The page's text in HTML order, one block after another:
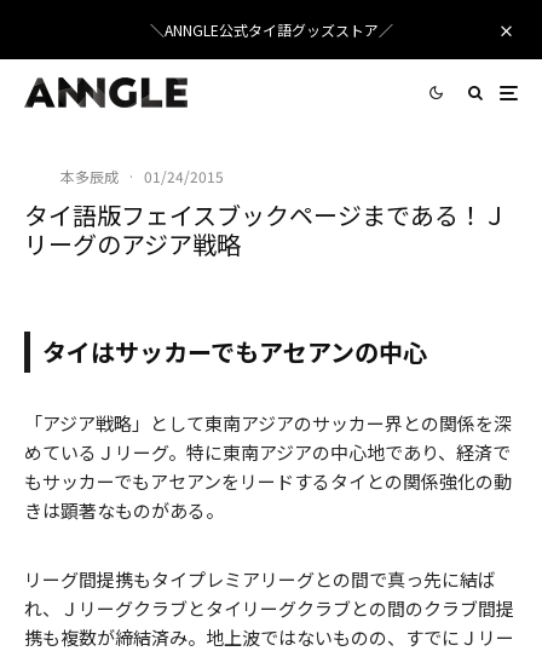
＼ANNGLE公式タイ語グッズストア／
本多辰成 · 01/24/2015
タイ語版フェイスブックページまである！Ｊ
リーグのアジア戦略
タイはサッカーでもアセアンの中心
「アジア戦略」として東南アジアのサッカー界との関係を深
めているＪリーグ。特に東南アジアの中心地であり、経済で
もサッカーでもアセアンをリードするタイとの関係強化の動
きは顕著なものがある。
リーグ間提携もタイプレミアリーグとの間で真っ先に結ば
れ、Ｊリーグクラブとタイリーグクラブとの間のクラブ間提
携も複数が締結済み。地上波ではないものの、すでにＪリー